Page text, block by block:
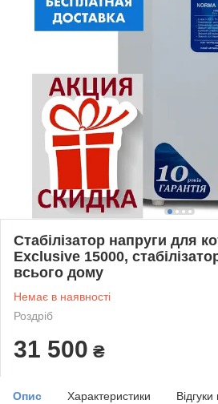
Стабілізатор напруги для
Exclusive 15000,
всього дому
Немає в наявності
Роздріб
31 500 ₴
Опис Характеристики